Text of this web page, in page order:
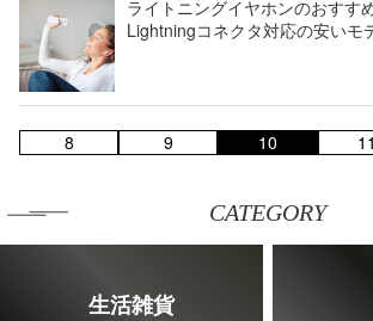
ライトニングイヤホンのおすす
Lightningコネクタ対応の安いモ
8 9 10 11
CATEGORY
生活雑貨